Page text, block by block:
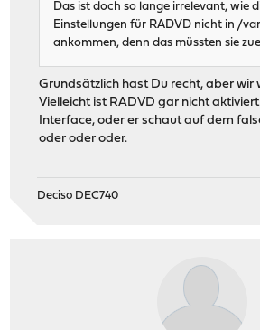
Das ist doch so lange irrelevant, wie
Einstellungen für RADVD nicht in /
ankommen, denn das müssten sie
Grundsätzlich hast Du recht, aber wir
Vielleicht ist RADVD gar nicht
Interface, oder er schaut auf dem
oder oder oder.
Deciso DEC740